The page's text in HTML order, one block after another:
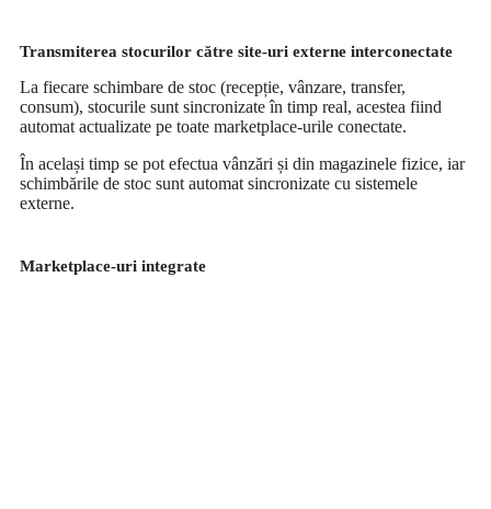
Transmiterea stocurilor către site-uri externe interconectate
La fiecare schimbare de stoc (recepție, vânzare, transfer,
consum), stocurile sunt sincronizate în timp real, acestea fiind
automat actualizate pe toate marketplace-urile conectate.
În același timp se pot efectua vânzări și din magazinele fizice, iar
schimbările de stoc sunt automat sincronizate cu sistemele
externe.
Marketplace-uri integrate